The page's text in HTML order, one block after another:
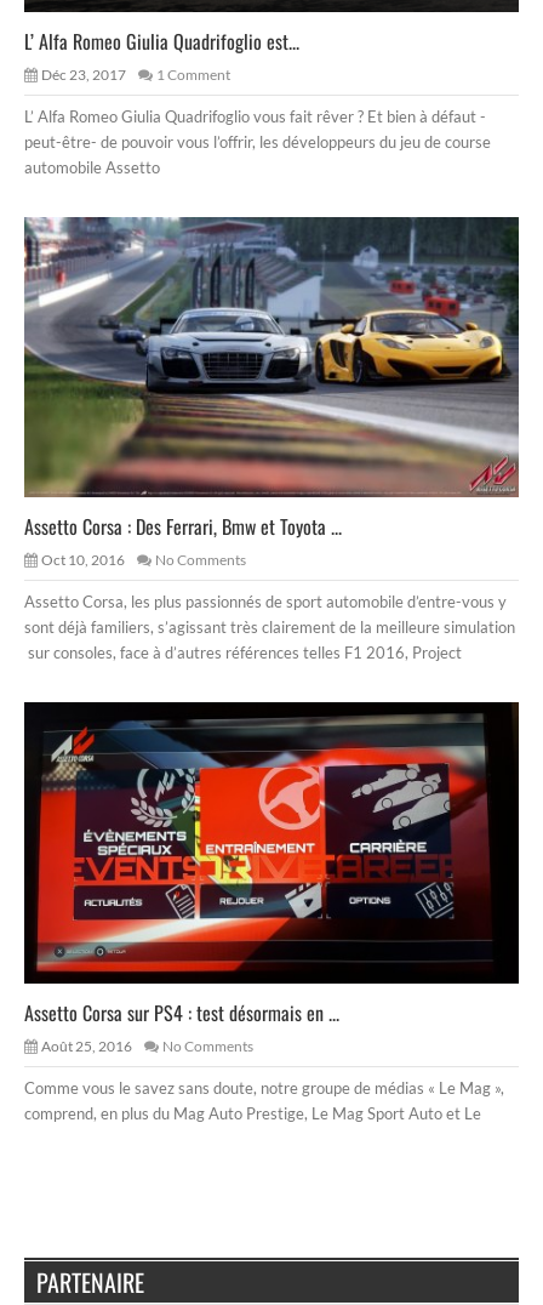
L’ Alfa Romeo Giulia Quadrifoglio est...
Déc 23, 2017 1 Comment
L’ Alfa Romeo Giulia Quadrifoglio vous fait rêver ? Et bien à défaut -
peut-être- de pouvoir vous l’offrir, les développeurs du jeu de course
automobile Assetto
Assetto Corsa : Des Ferrari, Bmw et Toyota ...
Oct 10, 2016 No Comments
Assetto Corsa, les plus passionnés de sport automobile d’entre-vous y
sont déjà familiers, s’agissant très clairement de la meilleure simulation
sur consoles, face à d’autres références telles F1 2016, Project
Assetto Corsa sur PS4 : test désormais en ...
Août 25, 2016 No Comments
Comme vous le savez sans doute, notre groupe de médias « Le Mag »,
comprend, en plus du Mag Auto Prestige, Le Mag Sport Auto et Le
PARTENAIRE